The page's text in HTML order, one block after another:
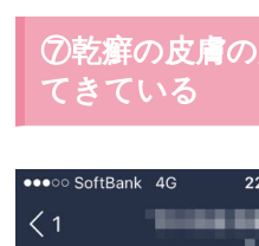
⑦乾癬の皮膚
てきている